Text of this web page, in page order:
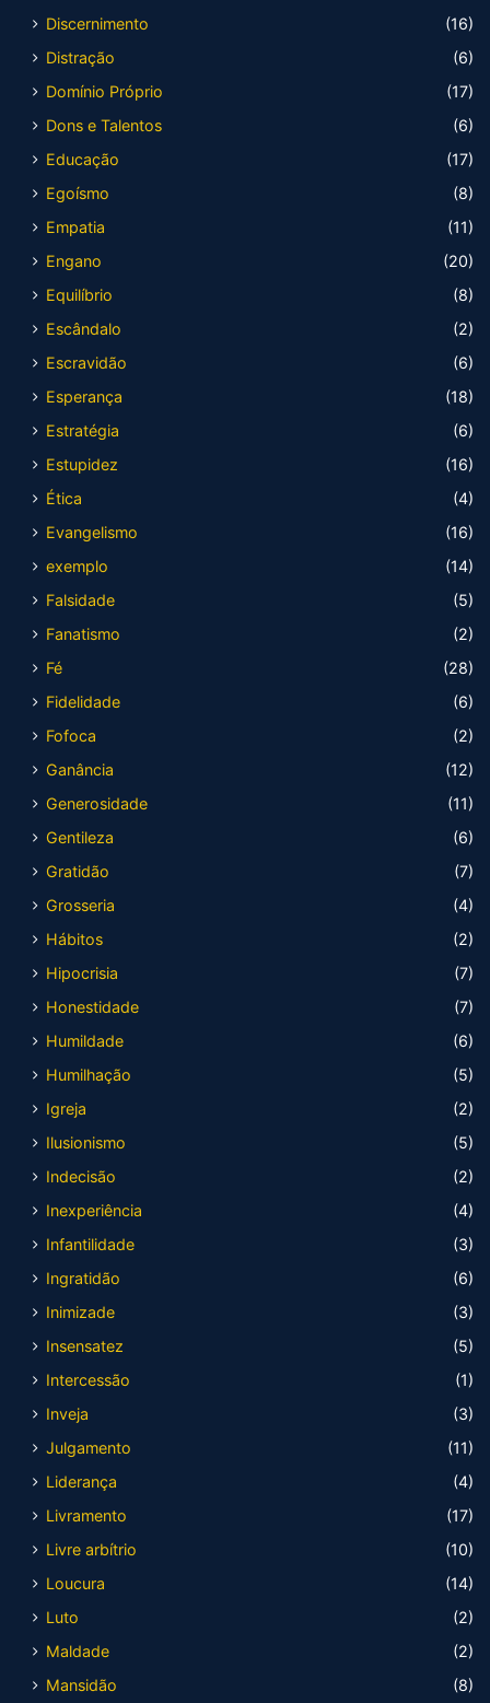
Discernimento
(16)
Distração
(6)
Domínio Próprio
(17)
Dons e Talentos
(6)
Educação
(17)
Egoísmo
(8)
Empatia
(11)
Engano
(20)
Equilíbrio
(8)
Escândalo
(2)
Escravidão
(6)
Esperança
(18)
Estratégia
(6)
Estupidez
(16)
Ética
(4)
Evangelismo
(16)
exemplo
(14)
Falsidade
(5)
Fanatismo
(2)
Fé
(28)
Fidelidade
(6)
Fofoca
(2)
Ganância
(12)
Generosidade
(11)
Gentileza
(6)
Gratidão
(7)
Grosseria
(4)
Hábitos
(2)
Hipocrisia
(7)
Honestidade
(7)
Humildade
(6)
Humilhação
(5)
Igreja
(2)
Ilusionismo
(5)
Indecisão
(2)
Inexperiência
(4)
Infantilidade
(3)
Ingratidão
(6)
Inimizade
(3)
Insensatez
(5)
Intercessão
(1)
Inveja
(3)
Julgamento
(11)
Liderança
(4)
Livramento
(17)
Livre arbítrio
(10)
Loucura
(14)
Luto
(2)
Maldade
(2)
Mansidão
(8)